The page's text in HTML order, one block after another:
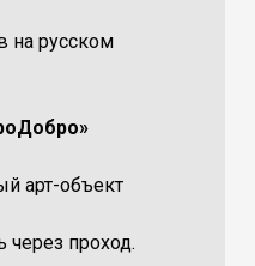
на русском
арт-объект
через проход.